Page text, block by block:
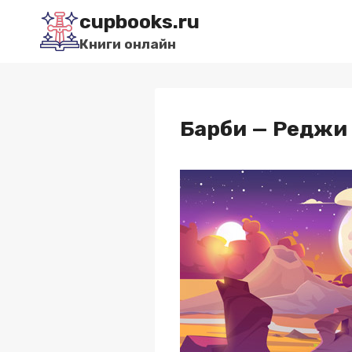
Перейти
содержимому
cupbooks.ru
Книги онлайн
Барби —